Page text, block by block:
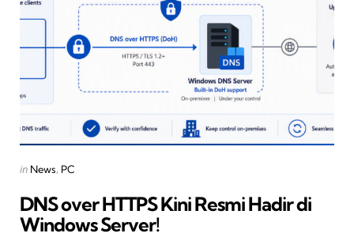
Categories
Posted
in News PC
DNS over HTTPS Kini Resmi Hadir di
Windows Server!